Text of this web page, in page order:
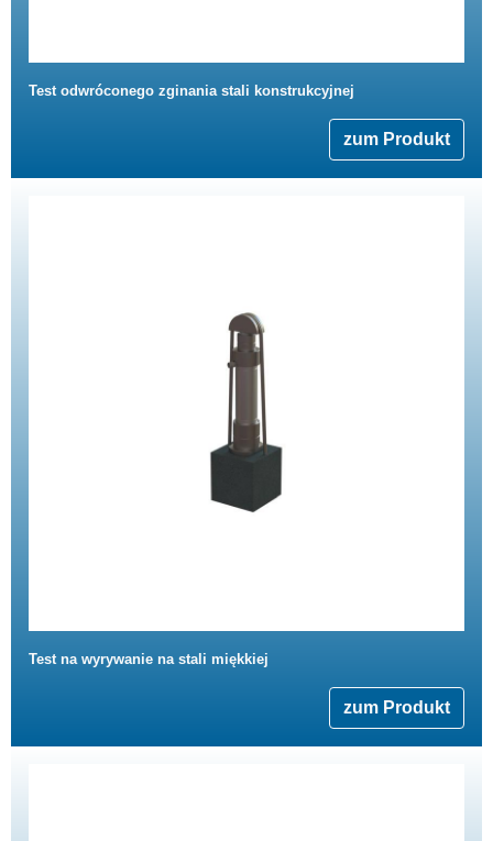
Test odwróconego zginania stali konstrukcyjnej
zum Produkt
Test na wyrywanie na stali miękkiej
zum Produkt